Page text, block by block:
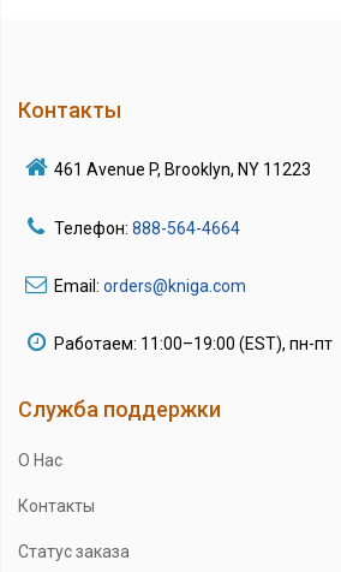
Контакты
461 Avenue P, Brooklyn, NY 11223
Телефон: 888-564-4664
Email: orders@kniga.com
Работаем: 11:00–19:00 (EST), пн-пт
Служба поддержки
О Нас
Контакты
Статус заказа